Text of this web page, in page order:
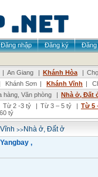
Đăng nhập Đăng ký
Đăng
| An Giang | Khánh Hòa |
Khánh Sơn | Khánh Vĩnh |
hàng, Văn phòng | Nhà ở, Đất
Từ 2 -3 tỷ | Từ 3 – 5 tỷ | Từ 5
tỷ
>>Nhà ở, Đất ở
,